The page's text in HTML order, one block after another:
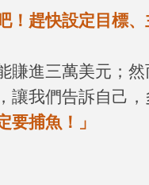
！趕快設定目標
賺進三萬美元；
讓我們告訴自己
要捕魚！」